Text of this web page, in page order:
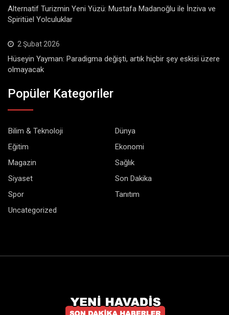
Alternatif Turizmin Yeni Yüzü: Mustafa Madanoğlu ile İnziva ve
Spiritüel Yolculuklar
2 Şubat 2026
Hüseyin Yayman: Paradigma değişti, artık hiçbir şey eskisi üzere
olmayacak
Popüler Kategoriler
Bilim & Teknoloji
Dünya
Eğitim
Ekonomi
Magazin
Sağlık
Siyaset
Son Dakika
Spor
Tanıtım
Uncategorized